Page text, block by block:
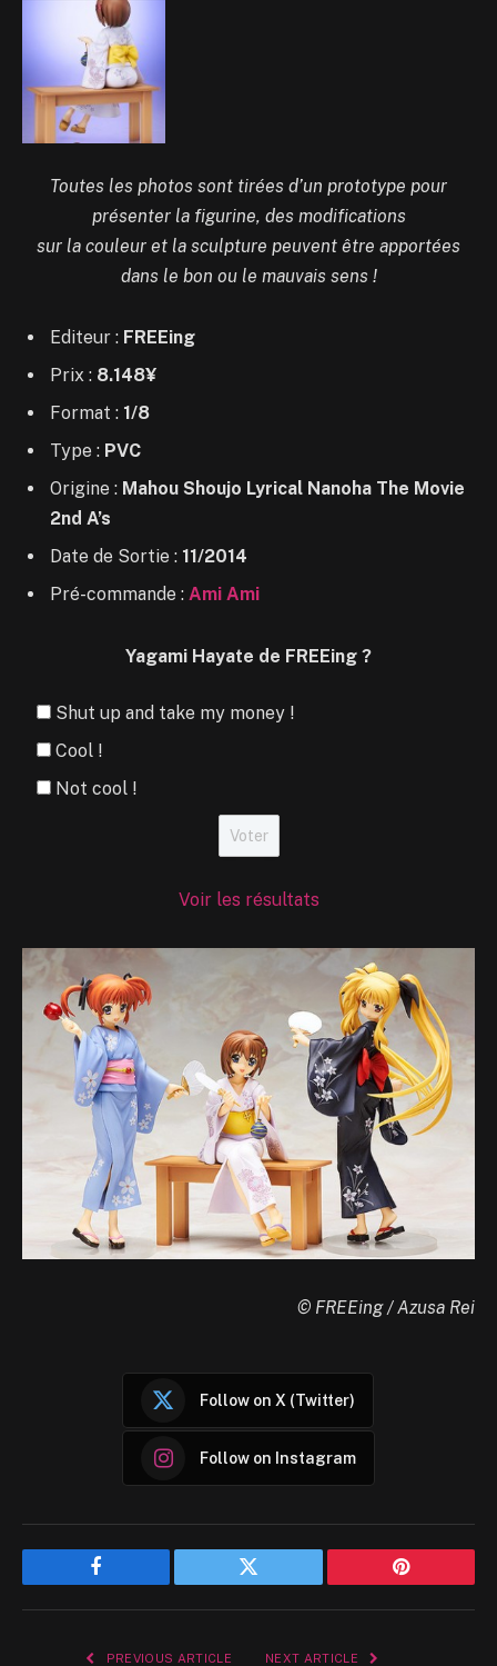
Toutes les photos sont tirées d’un prototype pour
présenter la figurine, des modifications
sur la couleur et la sculpture peuvent être apportées
dans le bon ou le mauvais sens !
Editeur : FREEing
Prix : 8.148¥
Format : 1/8
Type : PVC
Origine : Mahou Shoujo Lyrical Nanoha The Movie
2nd A’s
Date de Sortie : 11/2014
Pré-commande : Ami Ami
Yagami Hayate de FREEing ?
Shut up and take my money !
Cool !
Not cool !
Voir les résultats
© FREEing / Azusa Rei
Follow on X (Twitter)
Follow on Instagram
Facebook Twitter Pinterest
PREVIOUS ARTICLE NEXT ARTICLE